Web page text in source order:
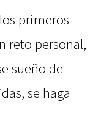
primeros
reto personal,
sueño de
se haga